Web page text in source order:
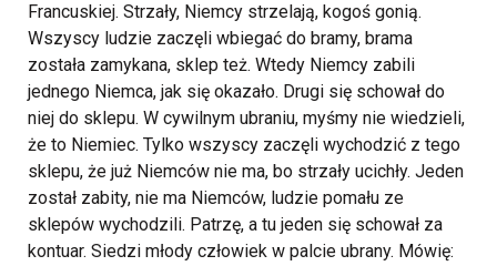
Francuskiej. Strzały, Niemcy strzelają, kogoś gonią.
Wszyscy ludzie zaczęli wbiegać do bramy, brama
została zamykana, sklep też. Wtedy Niemcy zabili
jednego Niemca, jak się okazało. Drugi się schował do
niej do sklepu. W cywilnym ubraniu, myśmy nie wiedzieli,
że to Niemiec. Tylko wszyscy zaczęli wychodzić z tego
sklepu, że już Niemców nie ma, bo strzały ucichły. Jeden
został zabity, nie ma Niemców, ludzie pomału ze
sklepów wychodzili. Patrzę, a tu jeden się schował za
kontuar. Siedzi młody człowiek w palcie ubrany. Mówię: